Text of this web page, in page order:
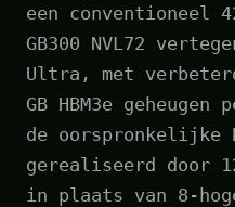
een conventioneel
GB300 NVL72
Ultra, met
GB HBM3e geheugen
de oorspronkelijke
gerealiseerd door
in plaats van 8-